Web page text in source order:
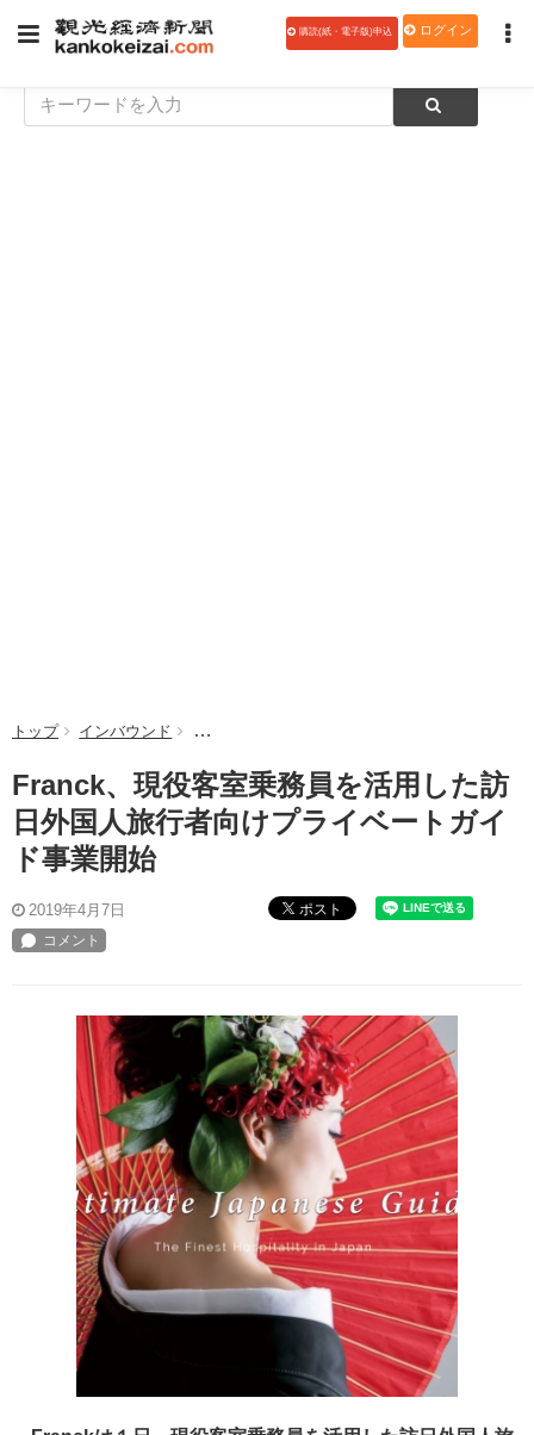
購読(紙・電子版)申込 ログイン
トップ インバウンド Franck、現役客室乗務員を活用した訪日外国人
Franck、現役客室乗務員を活用した訪
日外国人旅行者向けプライベートガイ
ド事業開始
2019年4月7日 ポスト